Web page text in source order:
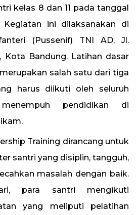
kelas 8 dan 11 pada tanggal
Kegiatan ini dilaksanakan di
(Pussenif) TNI AD, Jl.
Kota Bandung. Latihan dasar
salah satu dari tiga
harus diikuti oleh seluruh
pendidikan di
Training dirancang untuk
santri yang disiplin, tangguh,
masalah dengan baik.
para santri mengikuti
yang meliputi pelatihan